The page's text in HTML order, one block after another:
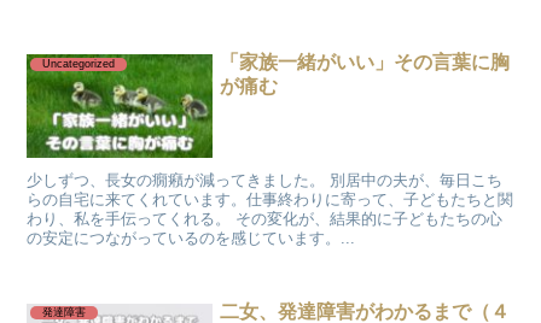
Uncategorized
「家族一緒がいい」その言葉に胸
が痛む
少しずつ、長女の癇癪が減ってきました。 別居中の夫が、毎日こち
らの自宅に来てくれています。仕事終わりに寄って、子どもたちと関
わり、私を手伝ってくれる。 その変化が、結果的に子どもたちの心
の安定につながっているのを感じています。...
発達障害
二女、発達障害がわかるまで（４